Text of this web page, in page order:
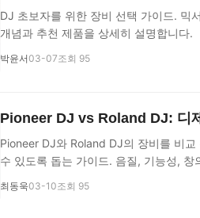
DJ 초보자를 위한 장비 선택 가이드. 믹
개념과 추천 제품을 상세히 설명합니다.
박윤서03-07조회 95
Pioneer DJ vs Roland DJ: 디
Pioneer DJ와 Roland DJ의 장비를 비
수 있도록 돕는 가이드. 음질, 기능성, 창
최동욱03-10조회 95